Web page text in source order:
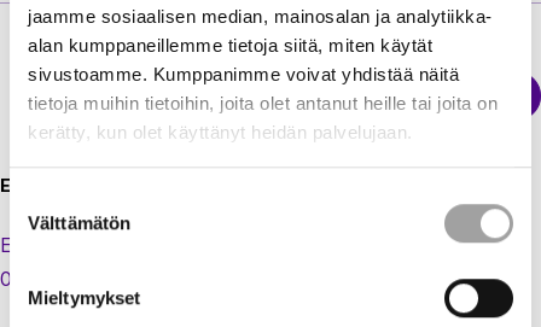
jaamme sosiaalisen median, mainosalan ja analytiikka-
alan kumppaneillemme tietoja siitä, miten käytät
sivustoamme. Kumppanimme voivat yhdistää näitä
tietoja muihin tietoihin, joita olet antanut heille tai joita on
kerätty, kun olet käyttänyt heidän palvelujaan.
Suostumuksen
valinta
Välttämätön
Mieltymykset
Energiateollisuus
Sähkökatkokartta
Energiateollisuus ry
Eteläranta 10,
00130 Helsinki